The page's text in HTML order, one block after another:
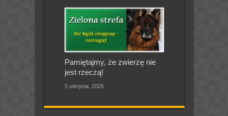
Pamiętajmy, że zwierzę nie
jest rzeczą!
5 sierpnia, 2026